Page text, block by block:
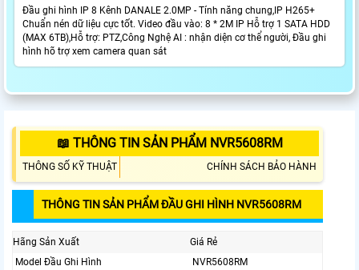
Đầu ghi hình IP 8 Kênh DANALE 2.0MP - Tính năng chung,IP H265+
Chuẩn nén dữ liệu cực tốt. Video đầu vào: 8 * 2M IP Hỗ trợ 1 SATA HDD
(MAX 6TB),Hỗ trợ: PTZ,Công Nghệ AI : nhận diện cơ thể người, Đầu ghi
hình hõ trợ xem camera quan sát
📖 THÔNG TIN SẢN PHẨM NVR5608RM
THÔNG SỐ KỸ THUẬT CHÍNH SÁCH BẢO HÀNH
THÔNG TIN SẢN PHẨM ĐẦU GHI HÌNH NVR5608RM
Hãng Sản Xuất
Giá Rẻ
Model Đầu Ghi Hình
NVR5608RM